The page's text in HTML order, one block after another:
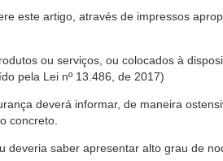
este artigo, através de impressos
ou serviços, ou colocados à
pela Lei nº 13.486, de 2017)
deverá informar, de maneira
concreto.
saber apresentar alto grau de